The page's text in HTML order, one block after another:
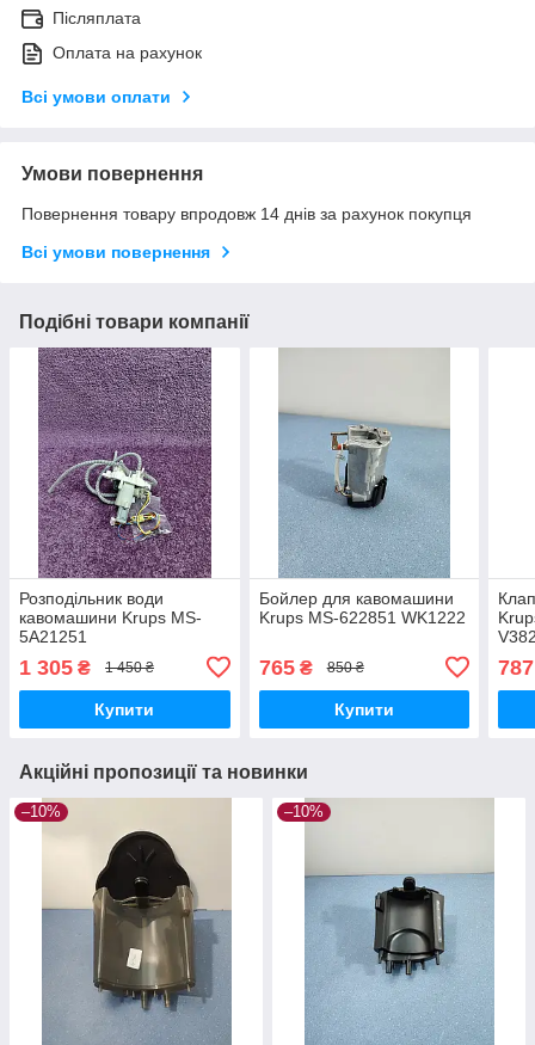
Післяплата
Оплата на рахунок
Всі умови оплати
Умови повернення
Повернення товару впродовж 14 днів за рахунок покупця
Всі умови повернення
Подібні товари компанії
Розподільник води
кавомашини Krups MS-
5A21251
1 305 ₴ 1 450 ₴
Купити
Бойлер для кавомашини
Krups MS-622851 WK1222
765₴ 850 ₴
Купити
Акційні пропозиції та новинки
–10% –10%